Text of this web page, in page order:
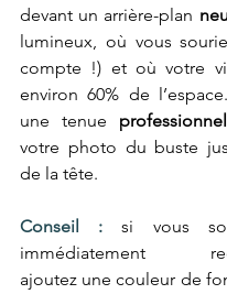
devant un arrière-plan
lumineux, où vous
compte !) et où votre
environ 60% de
une tenue
votre photo du buste
de la tête.
Conseil : si vous
immédiatement
ajoutez une couleur de